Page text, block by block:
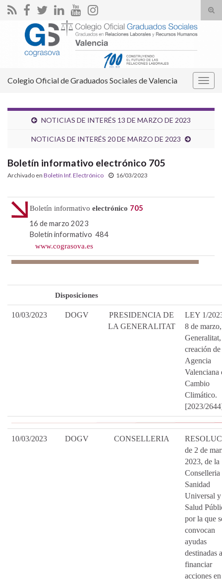
el
Search for:
Colegio Oficial de Graduados Sociales de Valencia
NOTICIAS DE INTERÉS 13 DE MARZO DE 2023
NOTICIAS DE INTERÉS 20 DE MARZO DE 2023
Boletín informativo electrónico 705
Archivado en Boletín Inf. Electrónico 16/03/2023
Boletín informativo electrónico 705
16 de marzo 2023
Boletín informativo 484
www.cograsova.es
Disposiciones
10/03/2023 DOGV
PRESIDENCIA DE
LA GENERALITAT
LEY 1/
8 de
creación
Agencia
Valenciana
Cambio
Climático.
[2023/
10/03/2023 DOGV CONSELLERIA
de 2 de
2023, de la
Conselleria
Sanidad
Universal y
Salud
por la que
convocan
ayudas
destinadas a
financiar
acciones en